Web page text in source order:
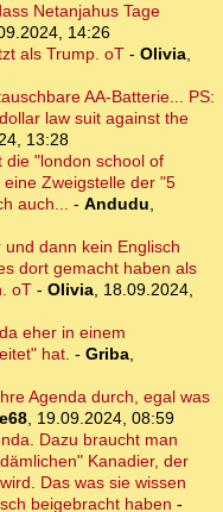
Netanjahus Tage
14:26
als Trump. oT- Olivia,
AA-Batterie... PS:
law suit against the
13:28
die "london school of
Zweigstelle der "5
auch... - Andudu,
dann kein Englisch
dort gemacht haben als
oT - Olivia, 18.09.2024,
eher in einem
hat. - Griba,
Agenda durch, egal was
, 19.09.2024, 08:59
Dazu braucht man
Kanadier, der
Das was sie wissen
beigebracht haben -